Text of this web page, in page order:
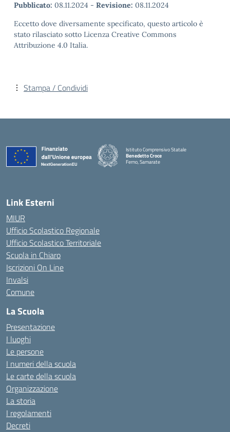
Pubblicato: 08.11.2024 - Revisione: 08.11.2024
Eccetto dove diversamente specificato, questo articolo è
stato rilasciato sotto Licenza Creative Commons
Attribuzione 4.0 Italia.
Stampa / Condividi
Istituto Comprensivo Statale
Benedetto Croce
Ferno, Samarate
Link Esterni
MIUR
Ufficio Scolastico Regionale
Ufficio Scolastico Territoriale
Scuola in Chiaro
Iscrizioni On Line
Invalsi
Comune
La Scuola
Presentazione
I luoghi
Le persone
I numeri della scuola
Le carte della scuola
Organizzazione
La storia
I regolamenti
Decreti